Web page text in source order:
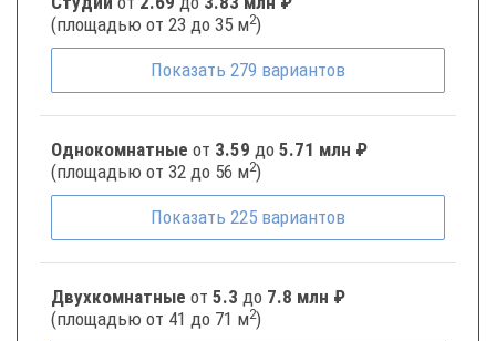
(площадью от 23 до 35 м2)
Показать 279 вариантов
Однокомнатные от 3.59 до 5.71 млн ₽
(площадью от 32 до 56 м2)
Показать 225 вариантов
Двухкомнатные от 5.3 до 7.8 млн ₽
(площадью от 41 до 71 м2)